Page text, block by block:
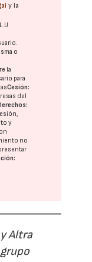
y la
o
la
para
Cesión:
del
y
no
Altra